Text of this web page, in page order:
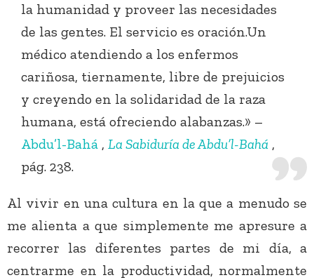
la humanidad y proveer las necesidades
de las gentes. El servicio es oración.Un
médico atendiendo a los enfermos
cariñosa, tiernamente, libre de prejuicios
y creyendo en la solidaridad de la raza
humana, está ofreciendo alabanzas.» –
Abdu’l-Bahá , La Sabiduría de Abdu’l-Bahá ,
pág. 238.
Al vivir en una cultura en la que a menudo se
me alienta a que simplemente me apresure a
recorrer las diferentes partes de mi día, a
centrarme en la productividad, normalmente